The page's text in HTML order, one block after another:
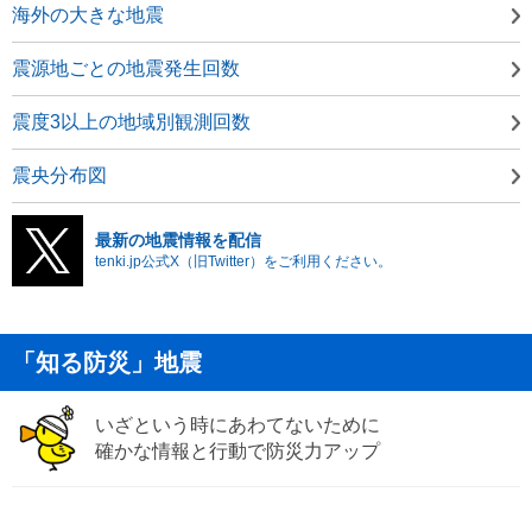
海外の大きな地震
震源地ごとの地震発生回数
震度3以上の地域別観測回数
震央分布図
最新の地震情報を配信
tenki.jp公式X（旧Twitter）をご利用ください。
「知る防災」地震
いざという時にあわてないために
確かな情報と行動で防災力アップ